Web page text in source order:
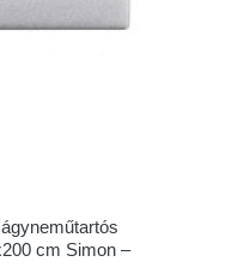
cm Simon –